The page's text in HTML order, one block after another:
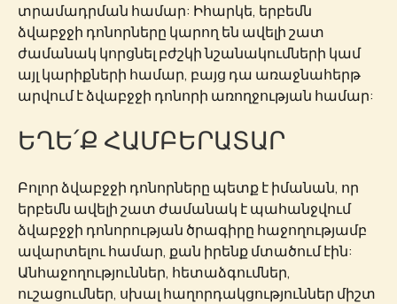
տրամադրման համար: Իհարկե, երբեմն
ձվաբջջի դոնորները կարող են ավելի շատ
ժամանակ կորցնել բժշկի նշանակումների կամ
այլ կարիքների համար, բայց դա առաջնահերթ
արվում է ձվաբջջի դոնորի առողջության համար:
ԵՂԵ՛Ք ՀԱՄԲԵՐԱՏԱՐ
Բոլոր ձվաբջջի դոնորները պետք է իմանան, որ
երբեմն ավելի շատ ժամանակ է պահանջվում
ձվաբջջի դոնորության ծրագիրը հաջողությամբ
ավարտելու համար, քան իրենք մտածում էին:
Անհաջողություններ, հետաձգումներ,
ուշացումներ, սխալ հաղորդակցություններ միշտ